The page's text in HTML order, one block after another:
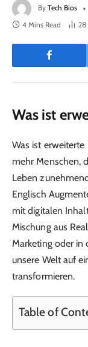
By Tech Bios
4 Mins Read
28
Was ist
Was ist erweiterte
mehr Menschen,
Leben
Englisch
mit digitalen
Mischung aus
Marketing oder in
unsere Welt auf
transformieren.
Table of